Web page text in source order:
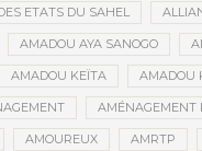
ETATS DU SAHEL
AMADOU AYA SANOGO
AMADOU KEÏTA AMADOU
AMÉNAGEMENT
AMOUREUX AMRTP